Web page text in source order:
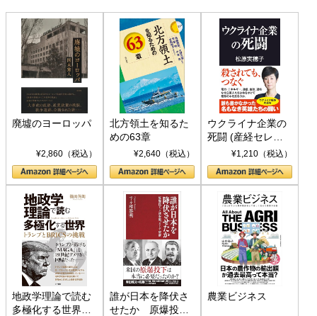
廃墟のヨーロッパ
¥2,860（税込）
北方領土を知るた
めの63章
¥2,640（税込）
ウクライナ企業の
死闘 (産経セレク
ト S 039)¥1,210（税込）
地政学理論で読む
多極化する世界：
誰が日本を降伏さ
せたか 原爆投
農業ビジネス